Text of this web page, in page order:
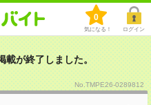
0
気になる！ ログイン
が終了しました。
No.TMPE26-0289812